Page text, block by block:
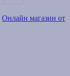
Онлайн магазин от